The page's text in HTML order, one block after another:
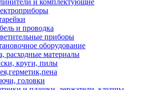
и комплектующие
и проводка
приборы
оборудование
расходные материалы
круги, пилы
головки